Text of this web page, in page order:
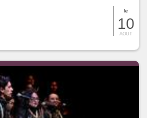
le
10
AOUT